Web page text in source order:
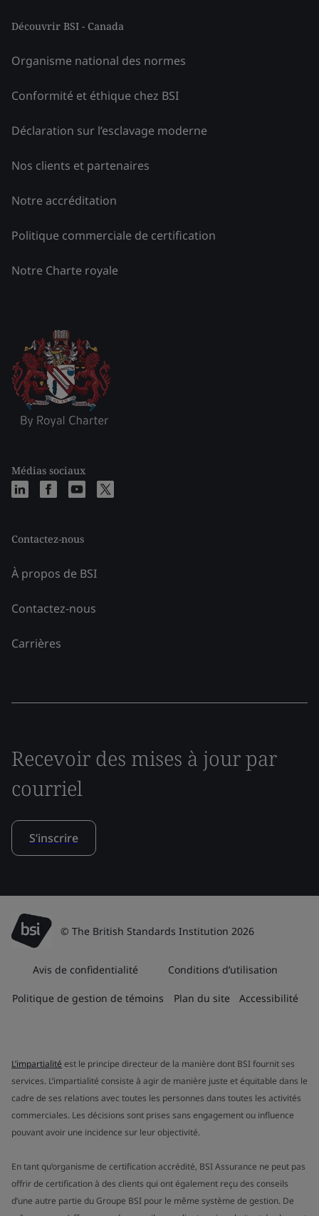
Découvrir BSI - Canada
Organisme national des normes
Conformité et éthique chez BSI
Déclaration sur l’esclavage moderne
Nos clients et partenaires
Notre accréditation
Politique commerciale de certification
Notre Charte royale
Médias sociaux
Contactez-nous
À propos de BSI
Contactez-nous
Carrières
Recevoir des mises à jour par
courriel
S’inscrire
© The British Standards Institution 2026
Avis de confidentialité Conditions d’utilisation
Politique de gestion de témoins Plan du site Accessibilité
L’impartialité est le principe directeur de la manière dont BSI fournit ses
services. L’impartialité consiste à agir de manière juste et équitable dans le
cadre de ses relations avec toutes les personnes dans toutes les activités
commerciales. Les décisions sont prises sans engagement ou influence
pouvant avoir une incidence sur leur objectivité.
En tant qu’organisme de certification accrédité, BSI Assurance ne peut pas
offrir de certification à des clients qui ont également reçu des conseils
d’une autre partie du Groupe BSI pour le même système de gestion. De